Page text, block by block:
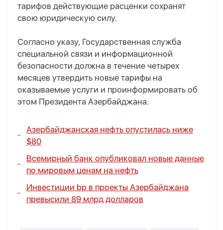
тарифов действующие расценки сохранят
свою юридическую силу.
Согласно указу, Государственная служба
специальной связи и информационной
безопасности должна в течение четырех
месяцев утвердить новые тарифы на
оказываемые услуги и проинформировать об
этом Президента Азербайджана.
Азербайджанская нефть опустилась ниже
$80
Всемирный банк опубликовал новые данные
по мировым ценам на нефть
Инвестиции bp в проекты Азербайджана
превысили 89 млрд долларов